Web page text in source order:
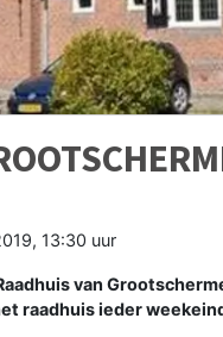
13:30 uur
van
raadhuis ieder